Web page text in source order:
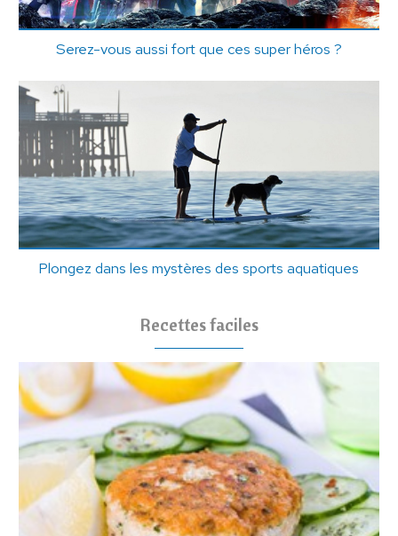
Serez-vous aussi fort que ces super héros ?
Plongez dans les mystères des sports aquatiques
Recettes faciles